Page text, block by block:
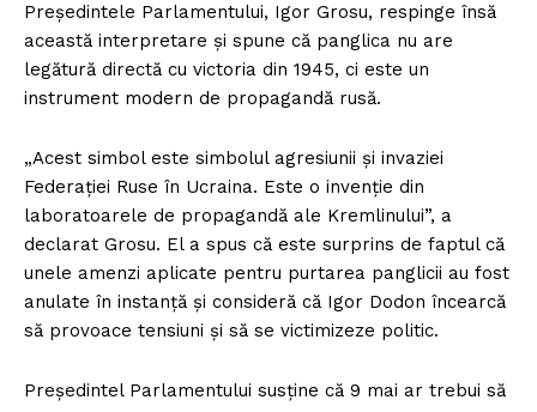
Președintele Parlamentului, Igor Grosu, respinge însă
această interpretare și spune că panglica nu are
legătură directă cu victoria din 1945, ci este un
instrument modern de propagandă rusă.
„Acest simbol este simbolul agresiunii și invaziei
Federației Ruse în Ucraina. Este o invenție din
laboratoarele de propagandă ale Kremlinului”, a
declarat Grosu. El a spus că este surprins de faptul că
unele amenzi aplicate pentru purtarea panglicii au fost
anulate în instanță și consideră că Igor Dodon încearcă
să provoace tensiuni și să se victimizeze politic.
Președintel Parlamentului susține că 9 mai ar trebui să